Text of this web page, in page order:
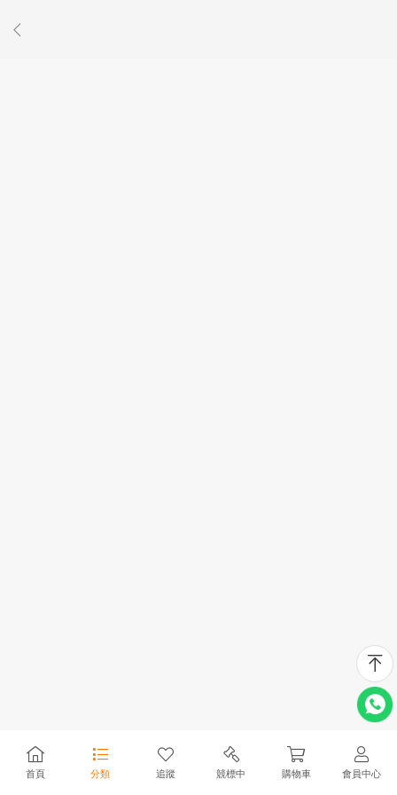
首頁 分類 追蹤 競標中 購物車 會員中心